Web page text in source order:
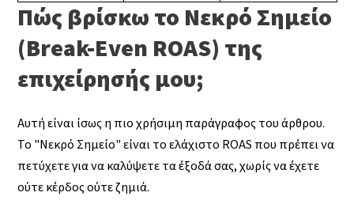
Πώς βρίσκω το Νεκρό Σημείο
(Break-Even ROAS) της
επιχείρησής μου;
Αυτή είναι ίσως η πιο χρήσιμη παράγραφος του άρθρου.
Το "Νεκρό Σημείο" είναι το ελάχιστο ROAS που πρέπει να
πετύχετε για να καλύψετε τα έξοδά σας, χωρίς να έχετε
ούτε κέρδος ούτε ζημιά.